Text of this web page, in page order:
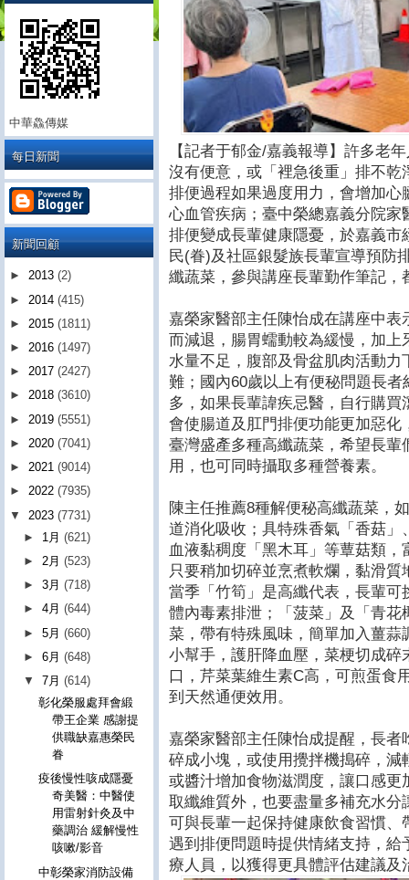
【記者于郁金/嘉義報導】許多老
沒有便意，或「裡急後重」排不
排便過程如果過度用力，會增加
心血管疾病；臺中榮總嘉義分院
排便變成長輩健康隱憂，於嘉義
民(眷)及社區銀髮族長輩宣導預防
纖蔬菜，參與講座長輩勤作筆記，
嘉榮家醫部主任陳怡成在講座中
而減退，腸胃蠕動較為緩慢，加
水量不足，腹部及骨盆肌肉活動
難；國內60歲以上有便秘問題長
多，如果長輩諱疾忌醫，自行購
會使腸道及肛門排便功能更加惡
臺灣盛產多種高纖蔬菜，希望長
用，也可同時攝取多種營養素。
陳主任推薦8種解便秘高纖蔬菜，
道消化吸收；具特殊香氣「香菇
血液黏稠度「黑木耳」等蕈菇類
只要稍加切碎並烹煮軟爛，黏滑
當季「竹筍」是高纖代表，長輩
體內毒素排泄；「菠菜」及「青
菜，帶有特殊風味，簡單加入薑
小幫手，護肝降血壓，菜梗切成
口，芹菜葉維生素C高，可煎蛋食
到天然通便效用。
嘉榮家醫部主任陳怡成提醒，長
碎成小塊，或使用攪拌機搗碎，
或醬汁增加食物滋潤度，讓口感
取纖維質外，也要盡量多補充水
可與長輩一起保持健康飲食習慣
遇到排便問題時提供情緒支持，
療人員，以獲得更具體評估建議及
中華鱻傳媒
每日新聞
新聞回顧
► 2013 (2)
► 2014 (415)
► 2015 (1811)
► 2016 (1497)
► 2017 (2427)
► 2018 (3610)
► 2019 (5551)
► 2020 (7041)
► 2021 (9014)
► 2022 (7935)
▼ 2023 (7731)
► 1月(621)
► 2月(523)
►3月(718)
►4月(644)
►5月(660)
►6月(648)
▼7月(614)
彰化榮服處拜會緞
帶王企業 感謝提
供職缺嘉惠榮民
眷
疫後慢性咳成隱憂
奇美醫：中醫使
用雷射針灸及中
藥調治 緩解慢性
咳嗽/影音
中彰榮家消防設備